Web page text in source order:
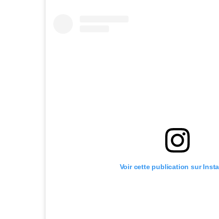
Voir cette publication sur